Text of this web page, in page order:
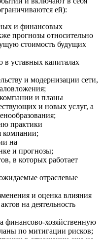
ей):
и финансовых
прогнозы относительно
стоимость будущих
уставных капиталах
и модернизации сети,
и планы
и новых услуг, а
практики
компании;
на
и прогнозы;
в которых работает
отраслевые
и оценка влияния
на деятельность
финансово-хозяйственную
по митигации рисков;